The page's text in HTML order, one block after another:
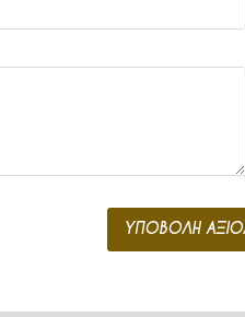
ΥΠΟΒΟΛΗ